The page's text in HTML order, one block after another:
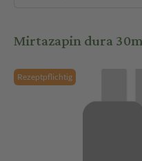
Mirtazapin dura
Rezeptpflichtig